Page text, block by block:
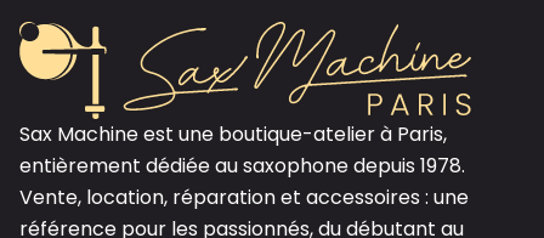
Sax Machine est une boutique-atelier à Paris,
entièrement dédiée au saxophone depuis 1978.
Vente, location, réparation et accessoires : une
référence pour les passionnés, du débutant au